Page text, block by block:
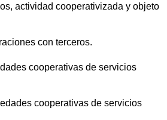
actividad cooperativizada y objeto
con terceros.
cooperativas de servicios
cooperativas de servicios